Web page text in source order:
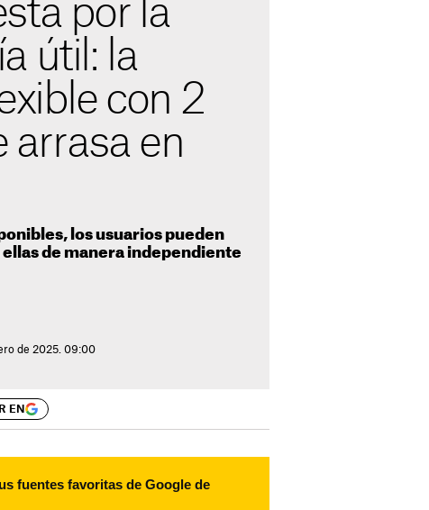
por la
útil: la
con 2
arrasa en
los usuarios pueden
de manera independiente
de 2025. 09:00
EN
fuentes favoritas de Google de